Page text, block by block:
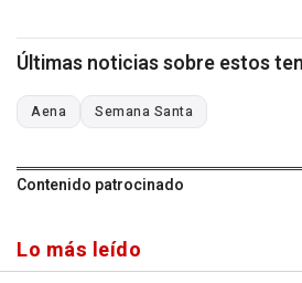
Últimas noticias sobre estos
Aena Semana Santa
Contenido patrocinado
Lo más leído